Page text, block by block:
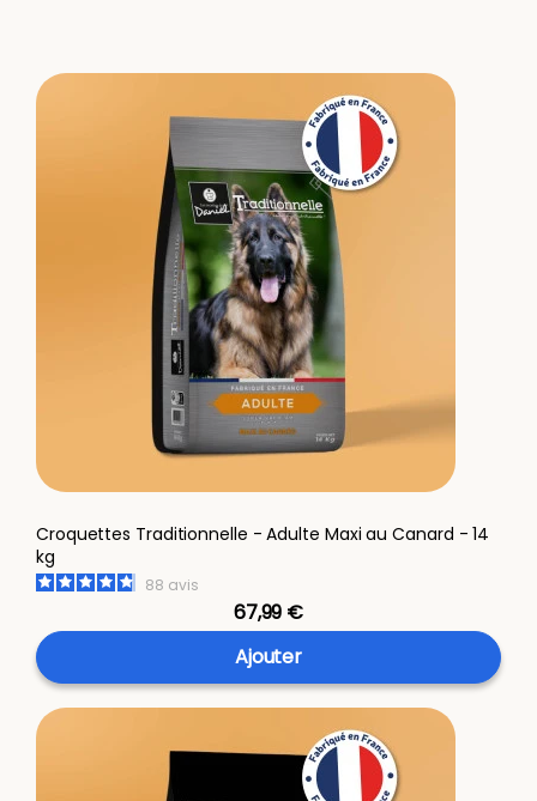
Croquettes Traditionnelle - Adulte Maxi au Canard - 14
kg
88 avis
67,99 €
Ajouter